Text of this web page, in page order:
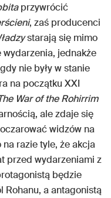
przywrócić
, zaś producenci
starają się mimo
jednakże
nie były w stanie
na początku XXI
War of the Rohirrim
ale zdaje się
widzów na
razie tyle, że akcja
przed wydarzeniami z
będzie
Rohanu, a antagonistą